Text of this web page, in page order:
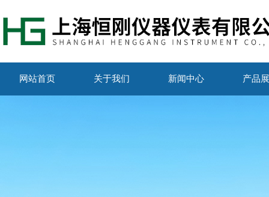
网站首页 关于我们 新闻中心 产品